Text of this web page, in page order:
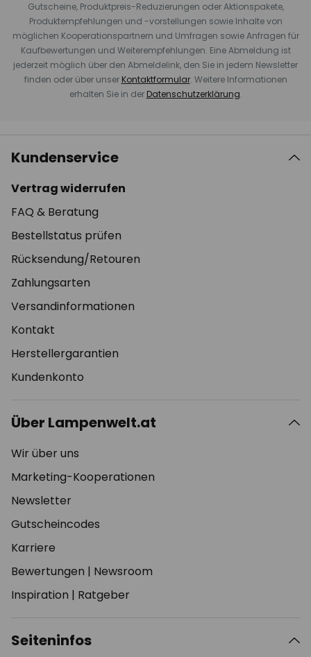
Gutscheine, Produktpreis-Reduzierungen oder Aktionspakete,
Produktempfehlungen und -vorstellungen sowie Inhalte von
möglichen Kooperationspartnern und Umfragen sowie Anfragen für
Kaufbewertungen und Weiterempfehlungen. Eine Abmeldung ist
jederzeit möglich über den Abmeldelink, den Sie in jedem Newsletter
finden oder über unser Kontaktformular. Weitere Informationen
erhalten Sie in der Datenschutzerklärung.
Kundenservice
Vertrag widerrufen
FAQ & Beratung
Bestellstatus prüfen
Rücksendung/Retouren
Zahlungsarten
Versandinformationen
Kontakt
Herstellergarantien
Kundenkonto
Über Lampenwelt.at
Wir über uns
Marketing-Kooperationen
Newsletter
Gutscheincodes
Karriere
Bewertungen | Newsroom
Inspiration | Ratgeber
Seiteninfos